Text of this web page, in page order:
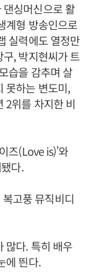
싱머신으로 활
계형 방송인으로
실력에도 열정만
, 박지현씨가 트
습을 감추며 살
못하는 변도미,
2위를 차지한 비
즈(Love is)’와
다.
복고풍 뮤직비디
많다. 특히 배우
에 띈다.